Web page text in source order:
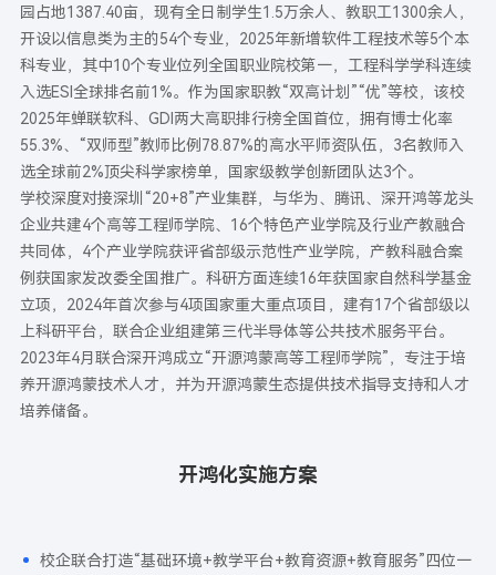
园占地1387.40亩，现有全日制学生1.5万余人、教职工1300余人，
开设以信息类为主的54个专业，2025年新增软件工程技术等5个本
科专业，其中10个专业位列全国职业院校第一，工程科学学科连续
入选ESI全球排名前1%。作为国家职教“双高计划”“优”等校，该校
2025年蝉联软科、GDI两大高职排行榜全国首位，拥有博士化率
55.3%、“双师型”教师比例78.87%的高水平师资队伍，3名教师入
选全球前2%顶尖科学家榜单，国家级教学创新团队达3个。
学校深度对接深圳“20+8”产业集群，与华为、腾讯、深开鸿等龙头
企业共建4个高等工程师学院、16个特色产业学院及行业产教融合
共同体，4个产业学院获评省部级示范性产业学院，产教科融合案
例获国家发改委全国推广。科研方面连续16年获国家自然科学基金
立项，2024年首次参与4项国家重大重点项目，建有17个省部级以
上科研平台，联合企业组建第三代半导体等公共技术服务平台。
2023年4月联合深开鸿成立“开源鸿蒙高等工程师学院”，专注于培
养开源鸿蒙技术人才，并为开源鸿蒙生态提供技术指导支持和人才
培养储备。
开鸿化实施方案
校企联合打造“基础环境+教学平台+教育资源+教育服务”四位一